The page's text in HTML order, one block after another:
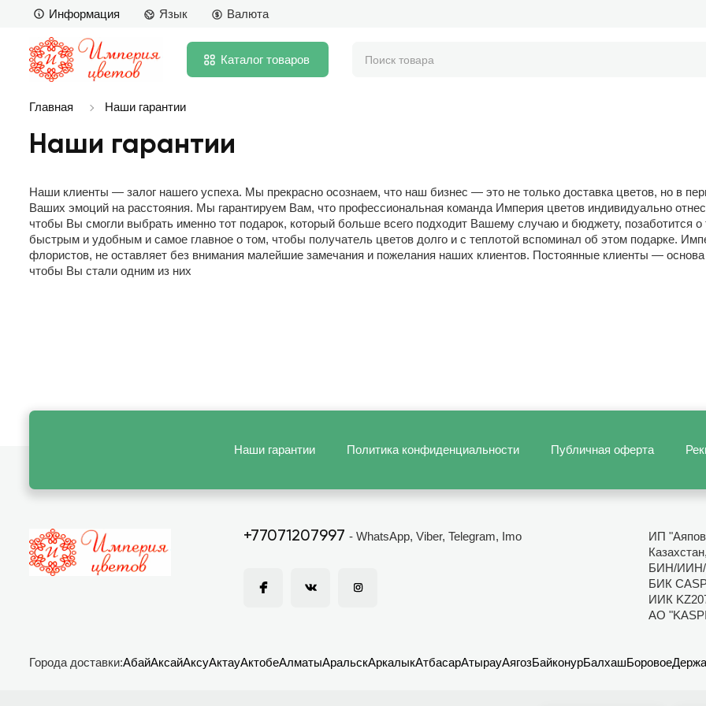
Информация Язык Валюта
Каталог товаров
Главная Наши гарантии
Наши гарантии
Наши клиенты — залог нашего успеха. Мы прекрасно осознаем, что наш бизнес — это не только доставка цветов, но в
Ваших эмоций на расстояния. Мы гарантируем Вам, что профессиональная команда Империя цветов индивидуально
чтобы Вы смогли выбрать именно тот подарок, который больше всего подходит Вашему случаю и бюджету, позаботится
быстрым и удобным и самое главное о том, чтобы получатель цветов долго и с теплотой вспоминал об этом подарке.
флористов, не оставляет без внимания малейшие замечания и пожелания наших клиентов. Постоянные клиенты —
чтобы Вы стали одним из них
Наши гарантии Политика конфиденциальности Публичная оферта
+77071207997 - WhatsApp, Viber, Telegram, Imo
ИП
Казахстан,
БИН/ИИН/
БИК
ИИК
АО
Города доставки:АбайАксайАксуАктауАктобеАлматыАральскАркалыкАтбасарАтырауАягозБайконурБалхашБоровое